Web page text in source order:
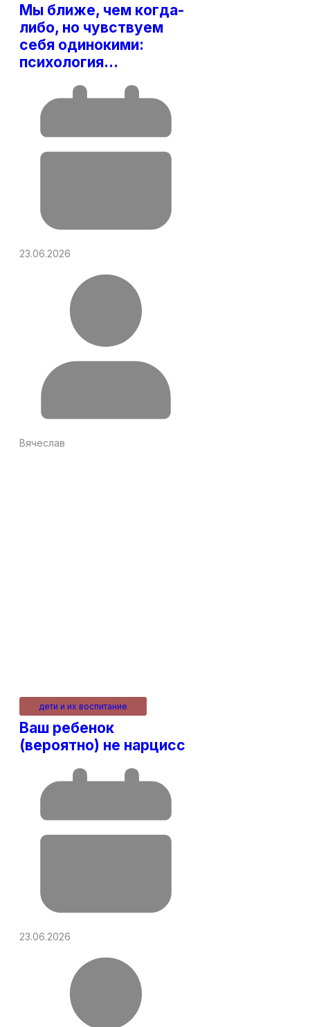
Мы ближе, чем когда-
либо, но чувствуем
себя одинокими:
психология…
23.06.2026
Вячеслав
дети и их воспитание
Ваш ребенок
(вероятно) не нарцисс
23.06.2026